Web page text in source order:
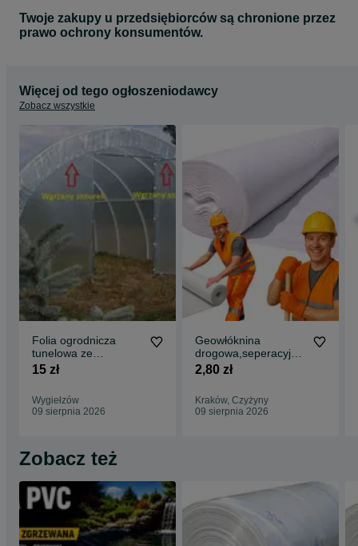
szerokości 2m na dowolny wymiar.
Tak przygotowaną płachtę wysyłamy za pośrednictwem firmy
kurierskiej na wskazany adres.
Folia do oczek wodnych.
Folia do Zbiorników retencyjnych
Folia do Zbiorników P/Poż.
Masz pytania - Dzwoń
Twoje zakupy u przedsiębiorców są chronione przez
prawo ochrony konsumentów.
Więcej od tego ogłoszeniodawcy
Zobacz wszystkie
Folia ogrodnicza
tunelowa ze
sznurkiem,
15 zł
Wygiełzów
09 sierpnia 2026
Geowłóknina
drogowa,seperacyjna,
drenażowa,Najmocni
ejsza 1/2/3/4/5/6m.
2,80 zł
Kraków, Czyżyny
09 sierpnia 2026
Zobacz też